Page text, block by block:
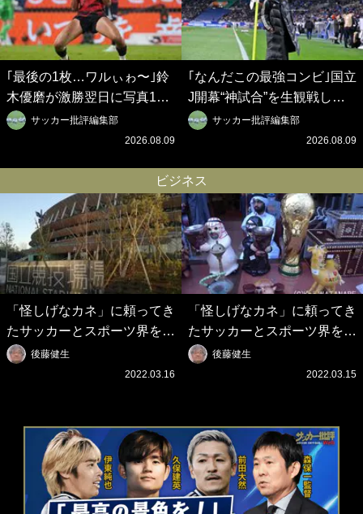
｢最後の1枚…ワルぃゎ〜｣鈴
木優磨が激勝翌日に写真12
枚投稿→渾身の“煽りショッ
ト”に興奮！｢最後の1枚まで
サッカー批評編集部
2026.08.09
｢なんだこの最強コンビ｣国立
J開幕“神試合”を生観戦した
仲良しサッカー美女コンビの
現地ショットが話題！｢メッ
ちゃくちゃ可愛い｣
サッカー批評編集部
2026.08.09
ビジネス
「怪しげなカネ」に頼ってき
たサッカーとスポーツ界を待
つ未来(4)スポーツを「持続
可能」にする「真の投資」の
後藤健生
2022.03.16
「怪しげなカネ」に頼ってき
たサッカーとスポーツ界を待
つ未来(3)「ロシアン・マネ
ー」に続く中東の「オイルマ
後藤健生
2022.03.15